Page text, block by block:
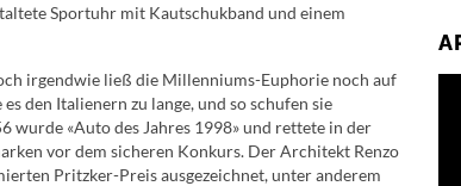
Sportuhr mit Kautschukband und einem
irgendwie ließ die Millenniums-Euphorie noch auf
den Italienern zu lange, und so schufen sie
wurde «Auto des Jahres 1998» und rettete in der
vor dem sicheren Konkurs. Der Architekt Renzo
Pritzker-Preis ausgezeichnet, unter anderem